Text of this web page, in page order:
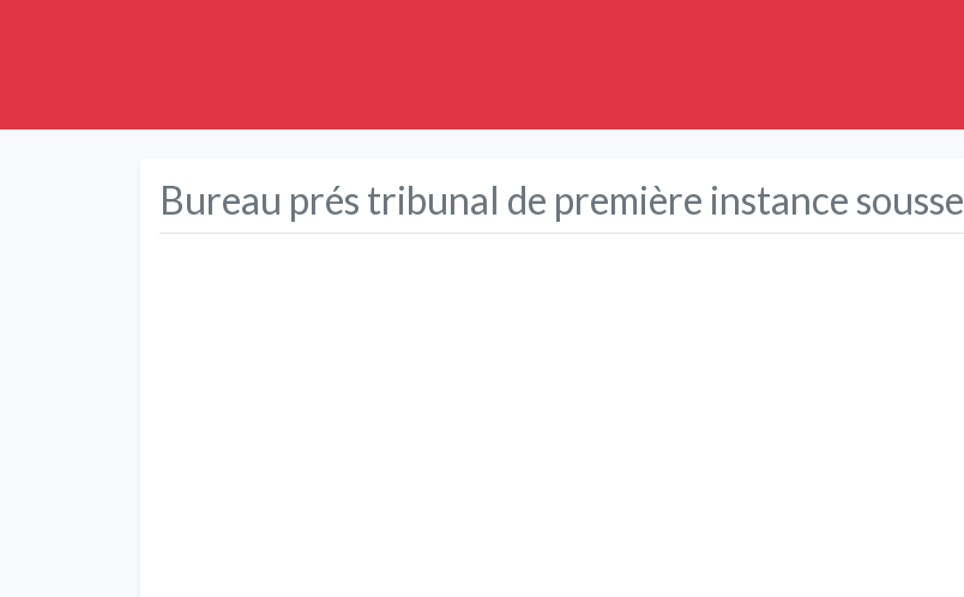
Bureau prés tribunal de première instance sousse